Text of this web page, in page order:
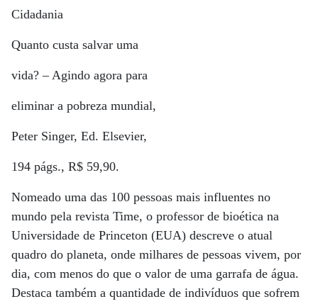
Cidadania
Quanto custa salvar uma
vida? – Agindo agora para
eliminar a pobreza mundial,
Peter Singer, Ed. Elsevier,
194 págs., R$ 59,90.
Nomeado uma das 100 pessoas mais influentes no
mundo pela revista Time, o professor de bioética na
Universidade de Princeton (EUA) descreve o atual
quadro do planeta, onde milhares de pessoas vivem, por
dia, com menos do que o valor de uma garrafa de água.
Destaca também a quantidade de indivíduos que sofrem